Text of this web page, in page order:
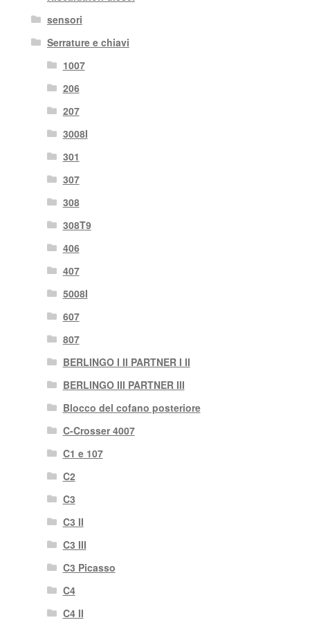
sensori
Serrature e chiavi
1007
206
207
3008I
301
307
308
308T9
406
407
5008I
607
807
BERLINGO I II PARTNER I II
BERLINGO III PARTNER III
Blocco del cofano posteriore
C-Crosser 4007
C1 e 107
C2
C3
C3 II
C3 III
C3 Picasso
C4
C4 II